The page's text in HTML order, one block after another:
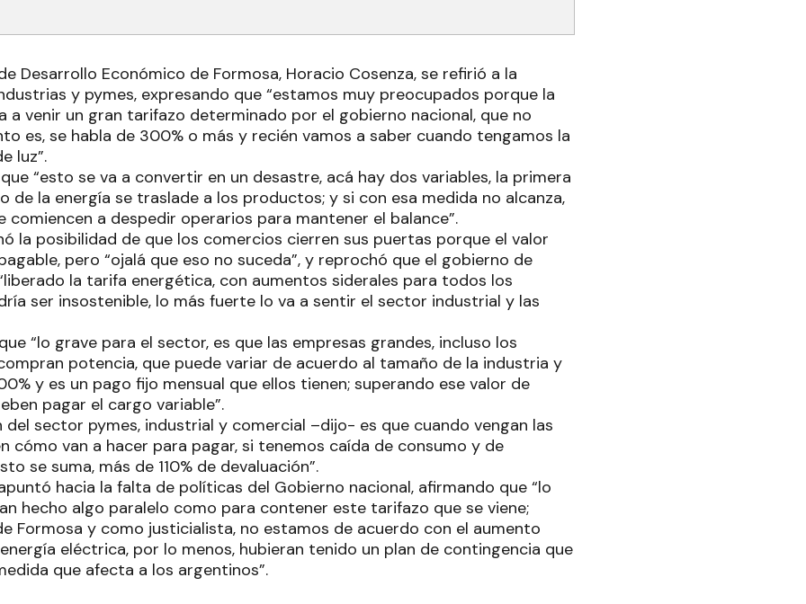
Desarrollo Económico de Formosa, Horacio Cosenza, se refirió a la
y pymes, expresando que “estamos muy preocupados porque la
a venir un gran tarifazo determinado por el gobierno nacional, que no
es, se habla de 300% o más y recién vamos a saber cuando tengamos la
luz”.
“esto se va a convertir en un desastre, acá hay dos variables, la primera
de la energía se traslade a los productos; y si con esa medida no alcanza,
comiencen a despedir operarios para mantener el balance”.
la posibilidad de que los comercios cierren sus puertas porque el valor
pero “ojalá que eso no suceda”, y reprochó que el gobierno de
la tarifa energética, con aumentos siderales para todos los
ser insostenible, lo más fuerte lo va a sentir el sector industrial y las
“lo grave para el sector, es que las empresas grandes, incluso los
potencia, que puede variar de acuerdo al tamaño de la industria y
y es un pago fijo mensual que ellos tienen; superando ese valor de
pagar el cargo variable”.
del sector pymes, industrial y comercial –dijo- es que cuando vengan las
cómo van a hacer para pagar, si tenemos caída de consumo y de
se suma, más de 110% de devaluación”.
hacia la falta de políticas del Gobierno nacional, afirmando que “lo
hecho algo paralelo como para contener este tarifazo que se viene;
Formosa y como justicialista, no estamos de acuerdo con el aumento
eléctrica, por lo menos, hubieran tenido un plan de contingencia que
que afecta a los argentinos”.